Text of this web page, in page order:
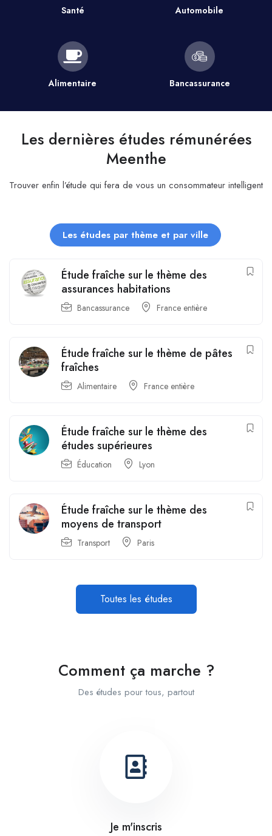
Santé
Alimentaire
Automobile
Bancassurance
Les dernières études rémunérées
Meenthe
Trouver enfin l’étude qui fera de vous un consommateur intelligent
Les études par thème et par ville
Étude fraîche sur le thème des
assurances habitations
Bancassurance France entière
Étude fraîche sur le thème de pâtes
fraîches
Alimentaire France entière
Étude fraîche sur le thème des
études supérieures
Éducation Lyon
Étude fraîche sur le thème des
moyens de transport
Transport Paris
Toutes les études
Comment ça marche ?
Des études pour tous, partout
Je m'inscris